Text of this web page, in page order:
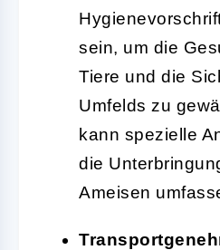
sein, um die
Tiere und die
Umfelds zu
kann spezielle
die
Ameisen